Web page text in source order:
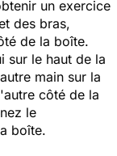
un exercice
des bras,
de la boîte.
sur le haut de la
main sur la
côté de la
le
boîte.